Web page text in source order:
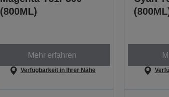
(800ML)
Mehr erfahren
Verfügbarkeit in Ihrer Nähe